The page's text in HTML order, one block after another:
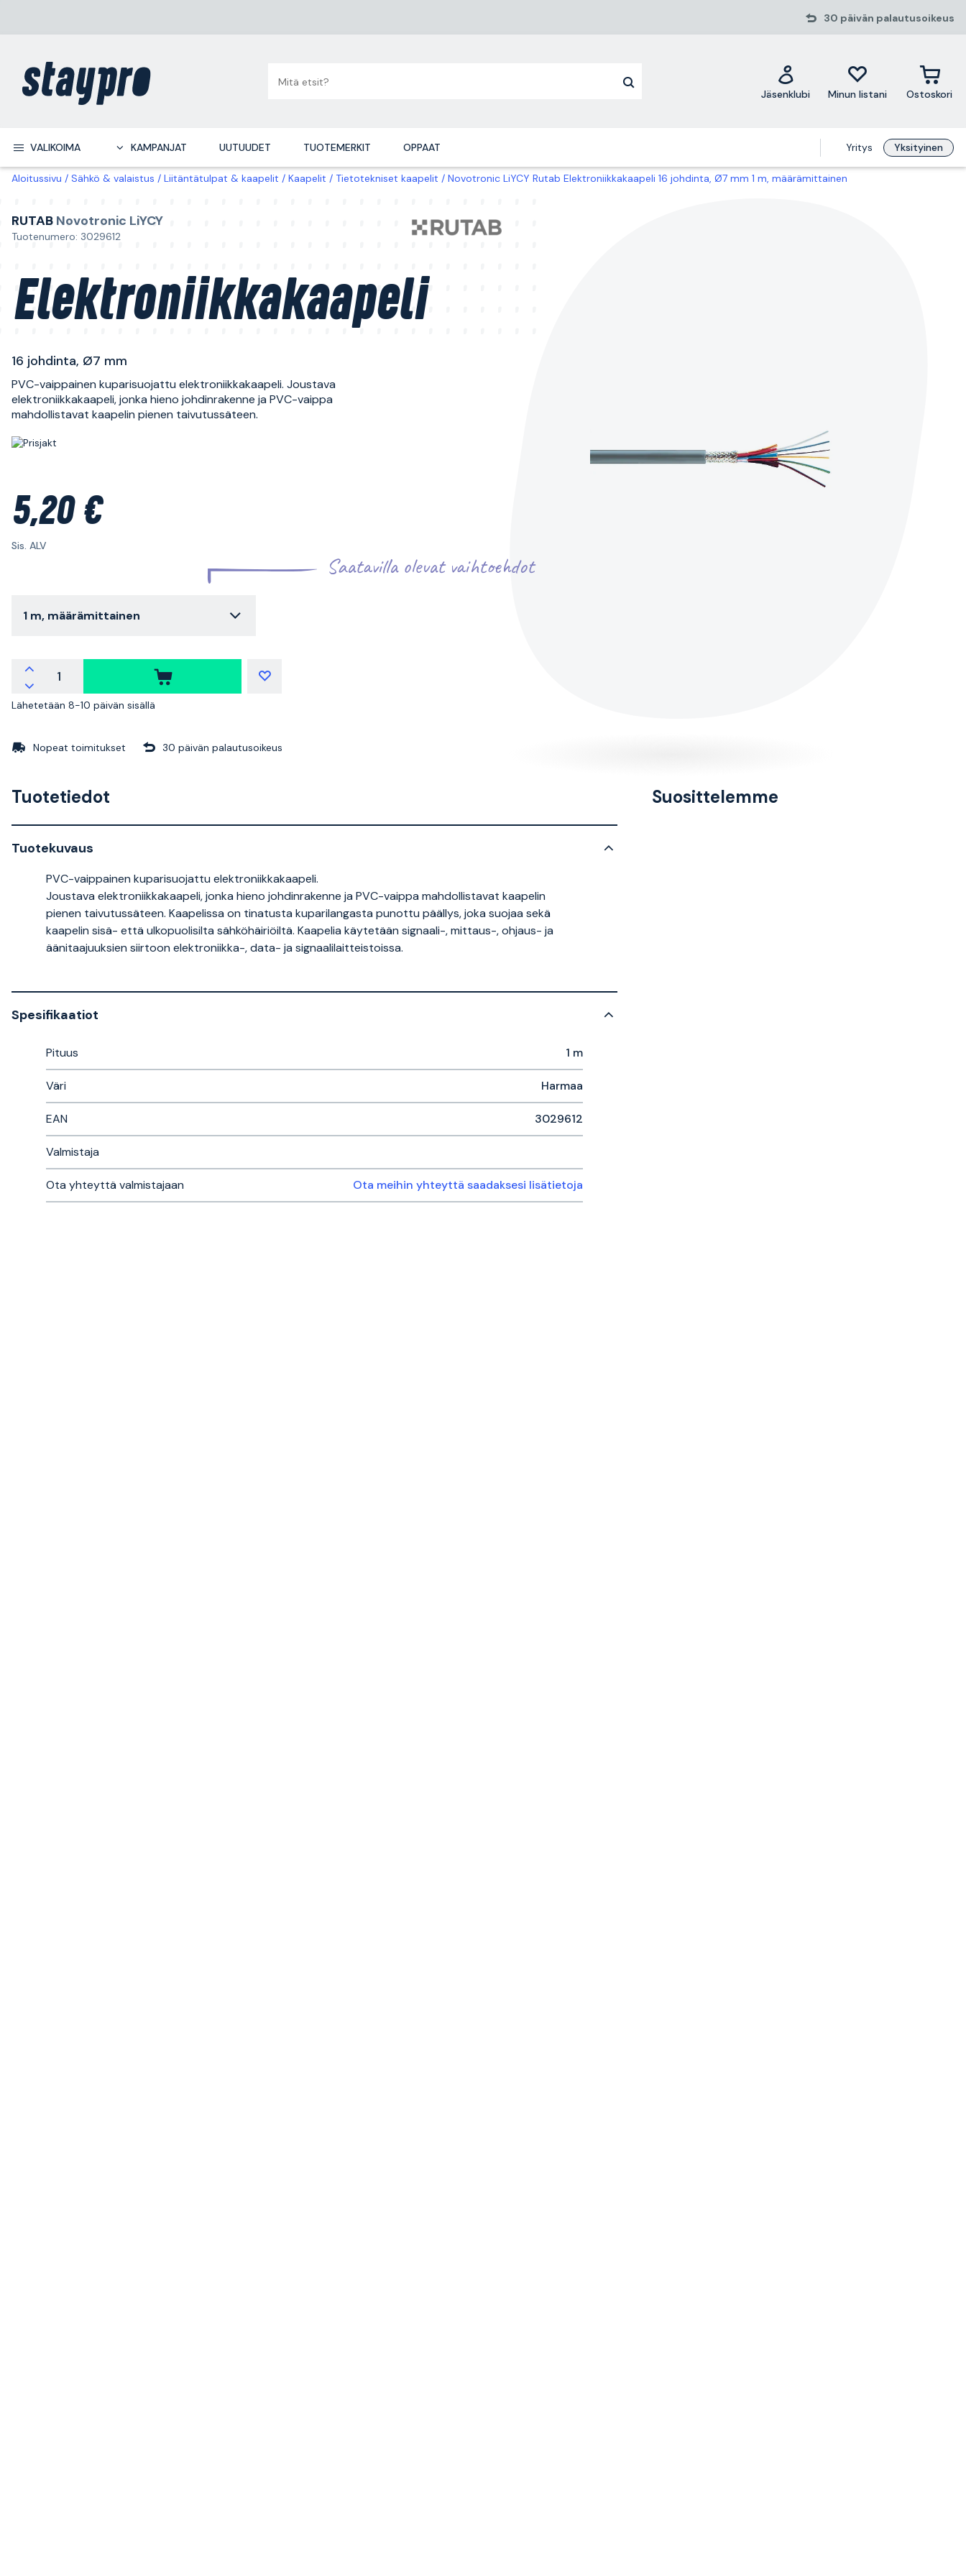
30 päivän palautusoikeus
Jäsenklubi Minun listani Ostoskori
VALIKOIMA KAMPANJAT UUTUUDET TUOTEMERKIT OPPAAT Yritys Yksityinen
Aloitussivu Sähkö & valaistus Liitäntätulpat & kaapelit Kaapelit Tietotekniset kaapelit Novotronic LiYCY Rutab Elektroniikkakaapeli 16 johdinta, Ø7 mm 1 m, määrämittainen
RUTAB Novotronic LiYCY
Tuotenumero: 3029612
Elektroniikkakaapeli
16 johdinta, Ø7 mm
PVC-vaippainen kuparisuojattu elektroniikkakaapeli. Joustava
elektroniikkakaapeli, jonka hieno johdinrakenne ja PVC-vaippa
mahdollistavat kaapelin pienen taivutussäteen.
5,20 €
Sis. ALV
Saatavilla olevat vaihtoehdot
1 m, määrämittainen
Lähetetään 8-10 päivän sisällä
Nopeat toimitukset 30 päivän palautusoikeus
Tuotetiedot
Tuotekuvaus
PVC-vaippainen kuparisuojattu elektroniikkakaapeli.
Joustava elektroniikkakaapeli, jonka hieno johdinrakenne ja PVC-vaippa mahdollistavat kaapelin
pienen taivutussäteen. Kaapelissa on tinatusta kuparilangasta punottu päällys, joka suojaa sekä
kaapelin sisä- että ulkopuolisilta sähköhäiriöiltä. Kaapelia käytetään signaali-, mittaus-, ohjaus- ja
äänitaajuuksien siirtoon elektroniikka-, data- ja signaalilaitteistoissa.
Spesifikaatiot
Pituus 1 m
Väri Harmaa
EAN 3029612
Valmistaja
Ota yhteyttä valmistajaan Ota meihin yhteyttä saadaksesi lisätietoja
Suosittelemme